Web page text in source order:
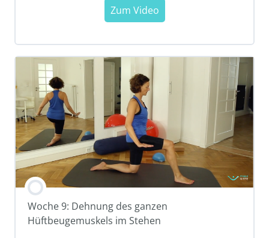
Woche 9: Dehnung des ganzen
Hüftbeugemuskels im Stehen